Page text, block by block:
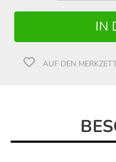
AUF DEN